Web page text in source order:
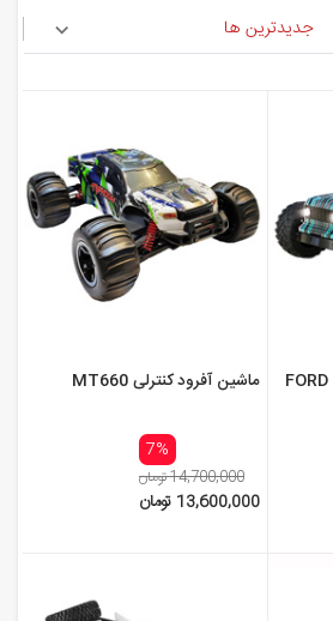
جدیدترین ها
ماشین آفرود کنترلی MT660
7%
14,700,000 تومان
13,600,000 تومان